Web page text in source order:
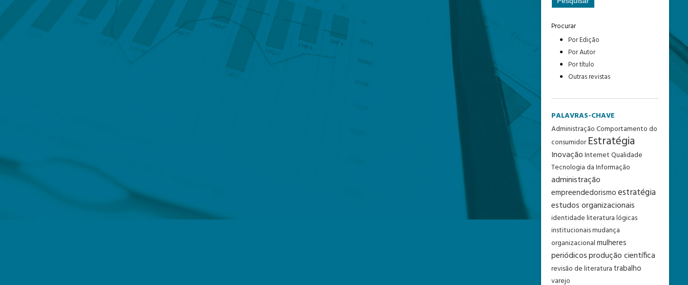
Procurar
Por Edição
Por Autor
Por título
Outras revistas
PALAVRAS-CHAVE
AdministraçãoComportamento do
consumidor Estratégia
InovaçãoInternetQualidade
Tecnologia da Informação
administração
empreendedorismoestratégia
estudos organizacionais
identidadeliteraturalógicas
institucionaismudança
organizacionalmulheres
periódicosprodução científica
revisão de literatura trabalho
varejo